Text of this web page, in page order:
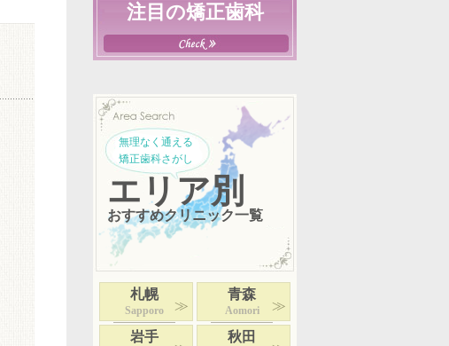
注目の矯正歯科
無理なく通える
矯正歯科さがし
エリア別
おすすめクリニック一覧
札幌
Sapporo
青森
Aomori
岩手 秋田